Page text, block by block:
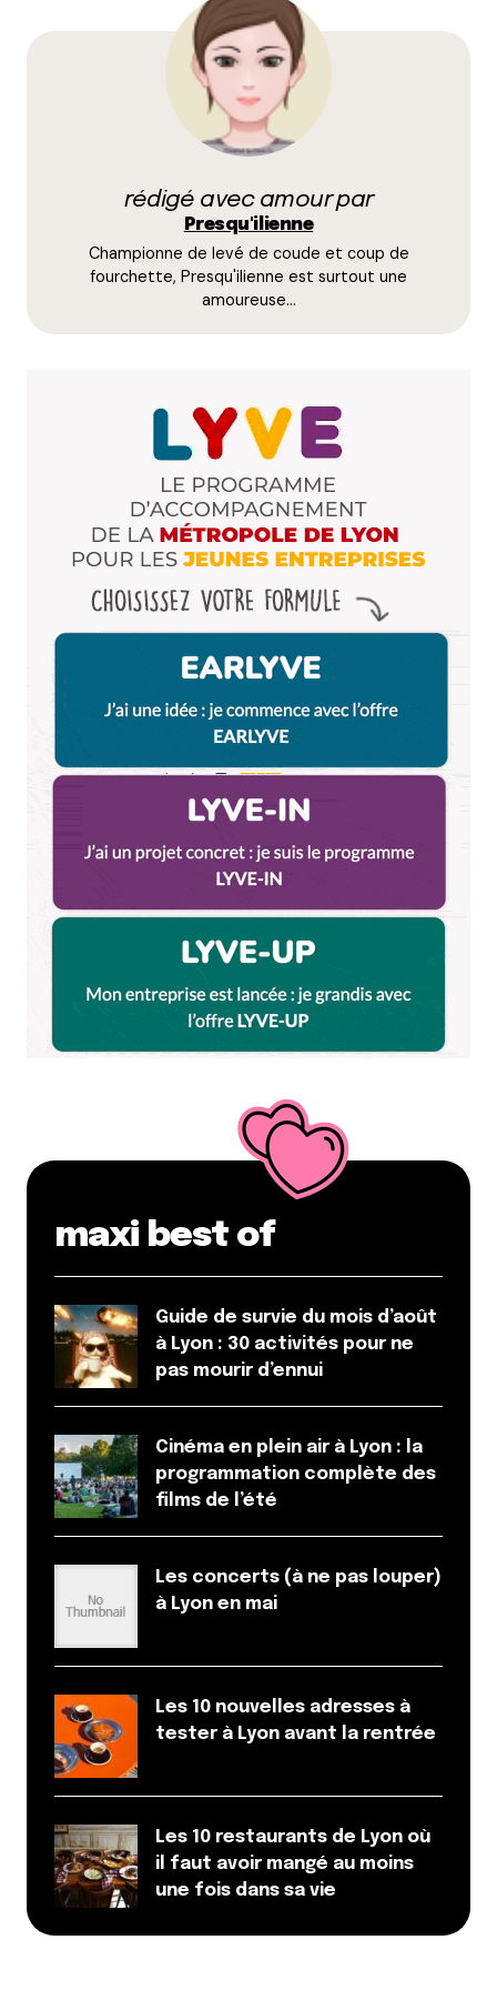
Autrement, chouette article ! J’essaye de ne pas
aller trop souvent à Botanic parce que je finis
toujours par y claquer des fortunes en plantes :p
Si comme moi, à l’évocation même du mot
“Villeurbanne”, un frisson vous parcourt l’échine,
vous vous demandez certainement pourquoi j’y ai
c’est quoi ces 150.000 personnes qui vivent à
Villeurbanne sous prétexte que les loyers sont trop
La phrase se moque autant des Villeurbannais
que des Presqu’îliens qui ont des sueurs froides
dès qu’ils traversent un pont.
J’espère que tu as demandé un peu de second
Qyrool
22 décembre 2017 à 11 h 33 min
La découverte de Villeurbanne : un petit pas pour
Presqu’Ilienne, un grand pas pour l’humanité !
stef
22 décembre 2017 à 15 h 49 min
Répondre
stef
22 décembre 2017 à 15 h 50 min
Répondre
Chaque chose en son temps !
Qyrool
23 décembre 2017 à 17 h 56 min
Répondre
longtemps à la bibliothèque municipale de la Part-
Dieu.
Pauline
Répondre
le week end prochain vous faites jardiland ?
lecteurpigeon
29 décembre 2017 à 1 h 09 min
Répondre
Bonjour Lecteur Pigeon,
Non l’article n’est pas un publicité sinon ce serait
clairement indiqué comme on le fait sur nos
rares articles sponsorisés.
Qyrool
29 décembre 2017 à 17 h 33 min
rédigé avec amour par
Presqu'ilienne
Championne de levé de coude et coup de
fourchette, Presqu'ilienne est surtout une
amoureuse…
maxi best of
Guide de survie du mois d’août
à Lyon : 30 activités pour ne
pas mourir d’ennui
Cinéma en plein air à Lyon : la
programmation complète des
films de l’été
Les concerts (à ne pas louper)
à Lyon en mai
Les 10 nouvelles adresses à
tester à Lyon avant la rentrée
Les 10 restaurants de Lyon où
il faut avoir mangé au moins
une fois dans sa vie